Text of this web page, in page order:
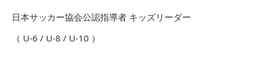
日本サッカー協会公認指導者 キッズリーダー
（ U-6 / U-8 / U-10 ）